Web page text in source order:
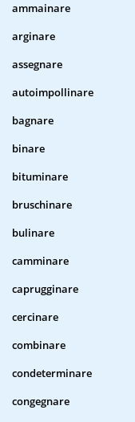
ammainare
arginare
assegnare
autoimpollinare
bagnare
binare
bituminare
bruschinare
bulinare
camminare
caprugginare
cercinare
combinare
condeterminare
congegnare